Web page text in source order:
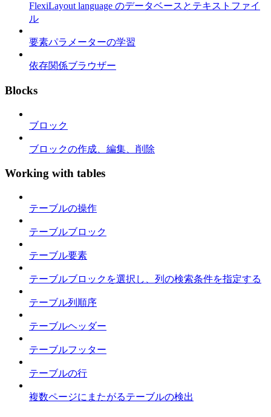
FlexiLayout language のデータベースとテキストファイ
ル
要素パラメーターの学習
依存関係ブラウザー
Blocks
ブロック
ブロックの作成、編集、削除
Working with tables
テーブルの操作
テーブルブロック
テーブル要素
テーブルブロックを選択し、列の検索条件を指定する
テーブル列順序
テーブルヘッダー
テーブルフッター
テーブルの行
複数ページにまたがるテーブルの検出